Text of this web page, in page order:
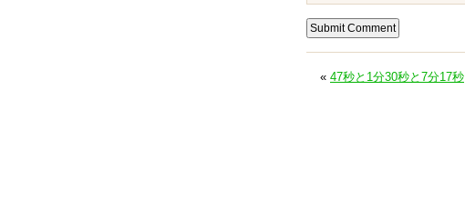
« 47秒と1分30秒と7分17秒